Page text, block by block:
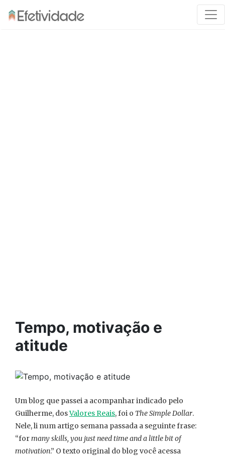
Tempo, motivação e
atitude
Um blog que passei a acompanhar indicado pelo
Guilherme, dosValores Reais, foi o The Simple Dollar.
Nele, li num artigo semana passada a seguinte frase:
“formany skills, you just need time and a little bit of
motivation.” O texto original do blog você acessa